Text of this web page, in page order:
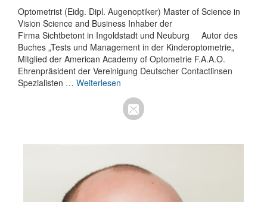
Optometrist (Eidg. Dipl. Augenoptiker) Master of Science in
Vision Science and Business Inhaber der
Firma Sichtbetont in Ingoldstadt und Neuburg Autor des
Buches „Tests und Management in der Kinderoptometrie„
Mitglied der American Academy of Optometrie F.A.A.O.
Ehrenpräsident der Vereinigung Deutscher Contactlinsen
Spezialisten … Weiterlesen